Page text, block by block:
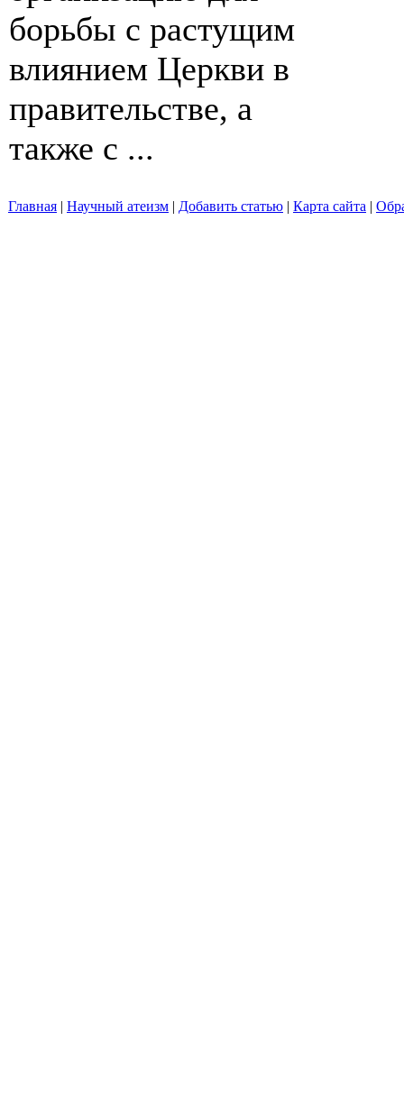
борьбы с растущим
влиянием Церкви в
правительстве, а
также с ...
Главная | Научный атеизм | Добавить статью | Карта сайта |